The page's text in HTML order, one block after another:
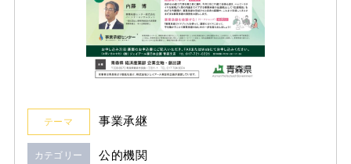
カテゴリー 公的機関
テーマ 事業承継